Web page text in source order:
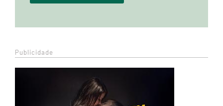
Publicidade